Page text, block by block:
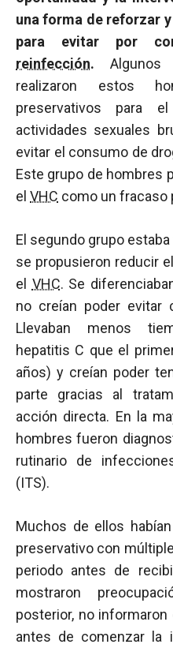
una forma de reforzar
para evitar por
reinfección.
realizaron estos
preservativos para
actividades sexuales
evitar el consumo de
Este grupo de hombres
el VHC como un fracaso
El segundo grupo
se propusieron reducir
el VHC. Se
no creían poder evitar
Llevaban menos
hepatitis C que el
años) y creían poder
parte gracias al
acción directa. En la
hombres fueron
rutinario de
(ITS).
Muchos de ellos
preservativo con
periodo antes de
mostraron
posterior, no
antes de comenzar la